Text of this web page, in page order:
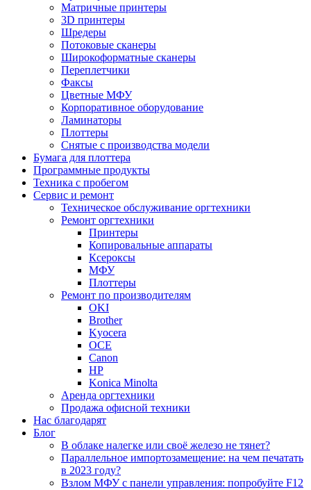
Матричные принтеры
3D принтеры
Шредеры
Потоковые сканеры
Широкоформатные сканеры
Переплетчики
Факсы
Цветные МФУ
Корпоративное оборудование
Ламинаторы
Плоттеры
Снятые с производства модели
Бумага для плоттера
Программные продукты
Техника с пробегом
Сервис и ремонт
Техническое обслуживание оргтехники
Ремонт оргтехники
Принтеры
Копировальные аппараты
Ксероксы
МФУ
Плоттеры
Ремонт по производителям
OKI
Brother
Kyocera
OCE
Canon
HP
Konica Minolta
Аренда оргтехники
Продажа офисной техники
Нас благодарят
Блог
В облаке налегке или своё железо не тянет?
Параллельное импортозамещение: на чем печатать
в 2023 году?
Взлом МФУ с панели управления: попробуйте F12